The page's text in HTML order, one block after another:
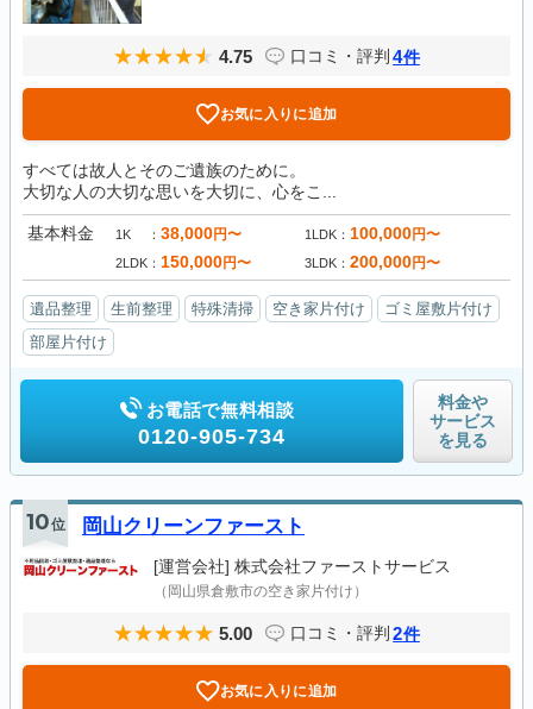
4.75 口コミ・評判 4件
お気に入りに追加
すべては故人とそのご遺族のために。
大切な人の大切な思いを大切に、心をこ...
基本料金 1K 38,000円〜 1LDK 100,000円〜
2LDK 150,000円〜 3LDK 200,000円〜
遺品整理 生前整理 特殊清掃 空き家片付け
ゴミ屋敷片付け
部屋片付け
お電話で無料相談
0120-905-734
料金や
サービス
を見る
10位 岡山クリーンファースト
[運営会社] 株式会社ファーストサービス
（岡山県倉敷市の空き家片付け）
5.00 口コミ・評判 2件
お気に入りに追加